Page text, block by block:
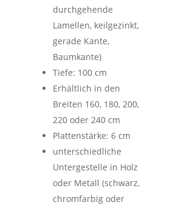
durchgehende
Lamellen, keilgezinkt,
gerade Kante,
Baumkante)
Tiefe: 100 cm
Erhältlich in den
Breiten 160, 180, 200,
220 oder 240 cm
Plattenstärke: 6 cm
unterschiedliche
Untergestelle in Holz
oder Metall (schwarz,
chromfarbig oder